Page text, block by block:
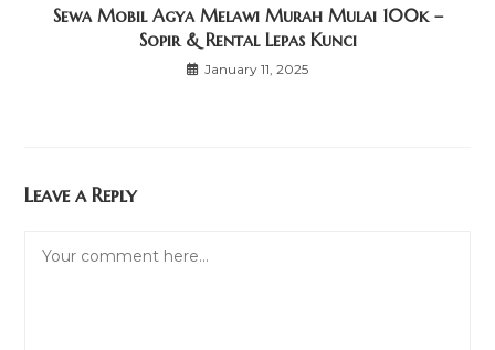
Sewa Mobil Agya Melawi Murah Mulai 100k –
Sopir & Rental Lepas Kunci
January 11, 2025
Leave a Reply